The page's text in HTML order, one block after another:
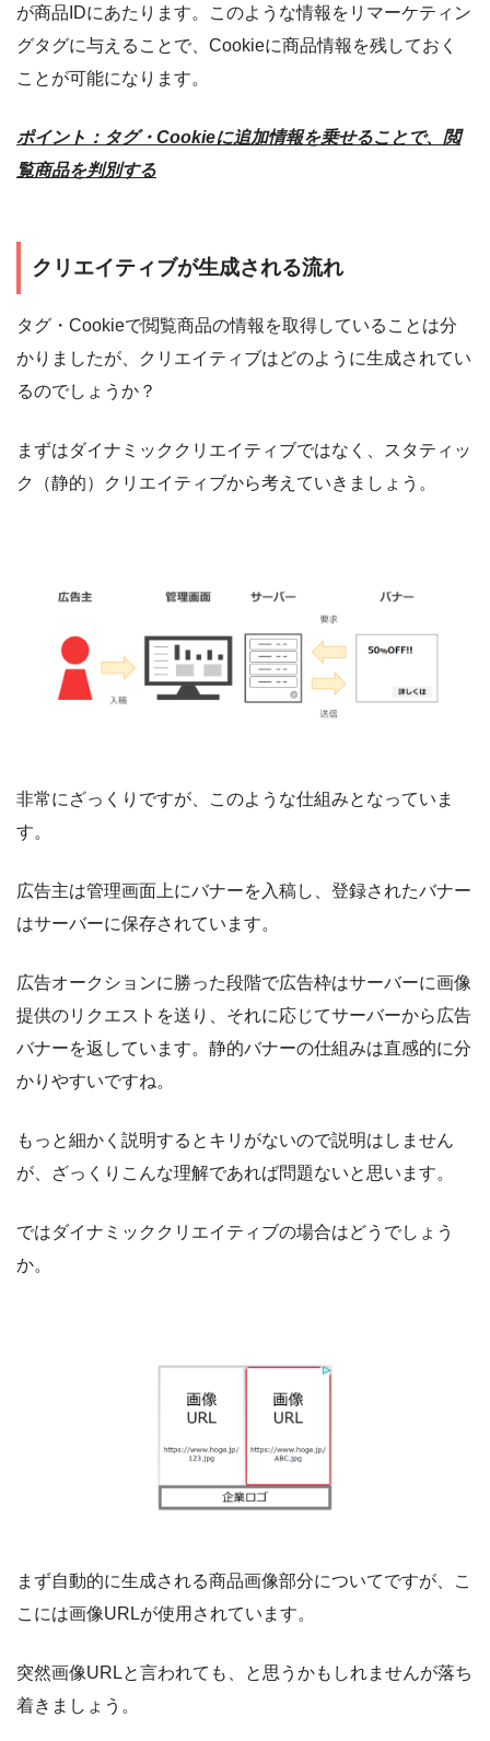
が商品IDにあたります。このような情報をリマーケティン
グタグに与えることで、Cookieに商品情報を残しておく
ことが可能になります。
ポイント：タグ・Cookieに追加情報を乗せることで、閲
覧商品を判別する
クリエイティブが生成される流れ
タグ・Cookieで閲覧商品の情報を取得していることは分
かりましたが、クリエイティブはどのように生成されてい
るのでしょうか？
まずはダイナミッククリエイティブではなく、スタティッ
ク（静的）クリエイティブから考えていきましょう。
非常にざっくりですが、このような仕組みとなっていま
す。
広告主は管理画面上にバナーを入稿し、登録されたバナー
はサーバーに保存されています。
広告オークションに勝った段階で広告枠はサーバーに画像
提供のリクエストを送り、それに応じてサーバーから広告
バナーを返しています。静的バナーの仕組みは直感的に分
かりやすいですね。
もっと細かく説明するとキリがないので説明はしません
が、ざっくりこんな理解であれば問題ないと思います。
ではダイナミッククリエイティブの場合はどうでしょう
か。
まず自動的に生成される商品画像部分についてですが、こ
こには画像URLが使用されています。
突然画像URLと言われても、と思うかもしれませんが落ち
着きましょう。